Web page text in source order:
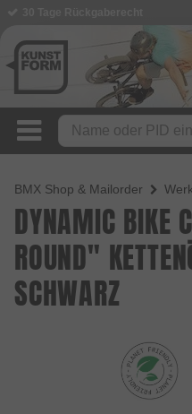
BMX Shop & Mailorder
DYNAMIC BIKE
ROUND"
SCHWARZ